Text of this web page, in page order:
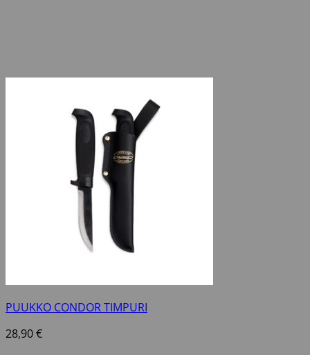
PUUKKO CONDOR TIMPURI
28,90€